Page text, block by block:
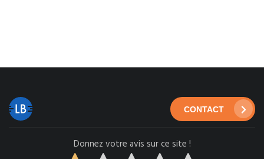
CONTACT
Donnez votre avis sur ce site !